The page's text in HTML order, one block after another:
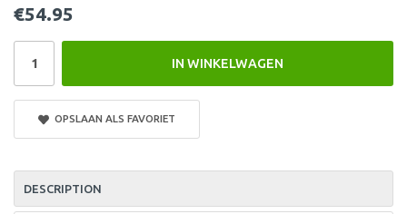
€54.95
IN WINKELWAGEN
OPSLAAN ALS FAVORIET
DESCRIPTION